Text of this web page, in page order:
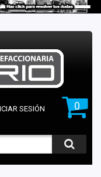
0
SESIÓN